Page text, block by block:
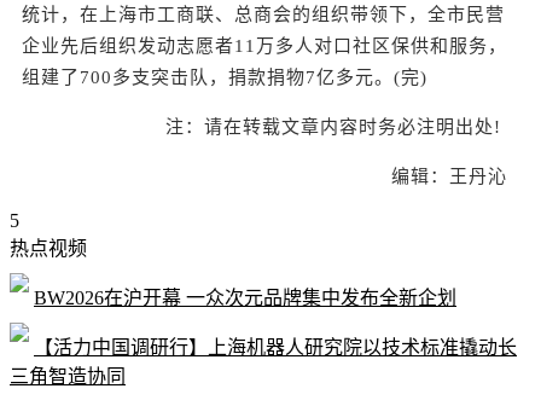
统计，在上海市工商联、总商会的组织带领下，全市民营
企业先后组织发动志愿者11万多人对口社区保供和服务，
组建了700多支突击队，捐款捐物7亿多元。(完)
注：请在转载文章内容时务必注明出处!
编辑：王丹沁
5
热点视频
BW2026在沪开幕 一众次元品牌集中发布全新企划
【活力中国调研行】上海机器人研究院以技术标准撬动长
三角智造协同